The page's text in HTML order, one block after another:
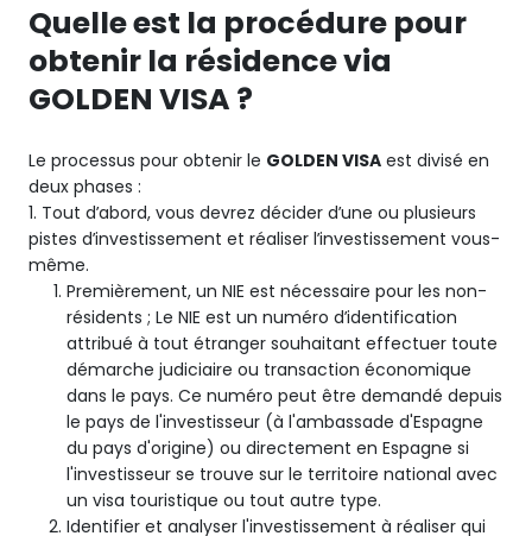
Quelle est la procédure pour
obtenir la résidence via
GOLDEN VISA ?
Le processus pour obtenir le GOLDEN VISA est divisé en
deux phases :
1. Tout d’abord, vous devrez décider d’une ou plusieurs
pistes d’investissement et réaliser l’investissement vous-
même.
Premièrement, un NIE est nécessaire pour les non-
résidents ; Le NIE est un numéro d’identification
attribué à tout étranger souhaitant effectuer toute
démarche judiciaire ou transaction économique
dans le pays. Ce numéro peut être demandé depuis
le pays de l'investisseur (à l'ambassade d'Espagne
du pays d'origine) ou directement en Espagne si
l'investisseur se trouve sur le territoire national avec
un visa touristique ou tout autre type.
Identifier et analyser l'investissement à réaliser qui